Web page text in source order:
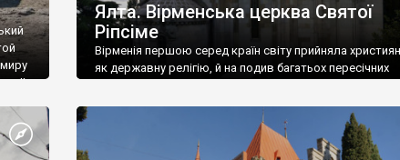
ІІ,
Ялта. Вірменська церква Святої
Ріпсіме
Вірменія першою серед країн світу прийняла
як державну релігію, й на подив багатьох пересічних